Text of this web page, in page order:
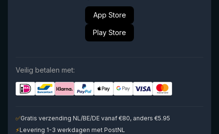
App Store
Play Store
Veilig betalen met:
✅Gratis verzending NL/BE/DE vanaf €80, anders €5.95
⚡Levering 1-3 werkdagen met PostNL